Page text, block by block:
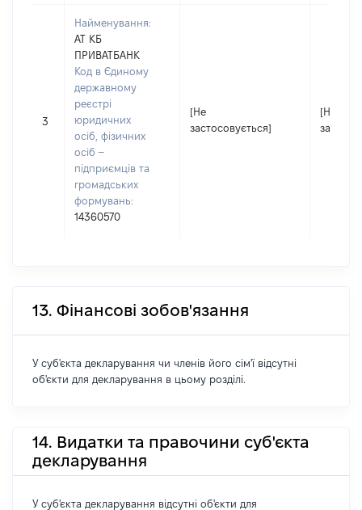
3
Найменування:
АТ КБ
ПРИВАТБАНК
Код в Єдиному
державному
реєстрі
юридичних
осіб, фізичних
осіб –
підприємців та
громадських
формувань:
14360570
[Не
застосовується]
[Не
13. Фінансові зобов'язання
У суб'єкта декларування чи членів його сім'ї відсутні
об'єкти для декларування в цьому розділі.
14. Видатки та правочини суб'єкта
декларування
У суб'єкта декларування відсутні об'єкти для